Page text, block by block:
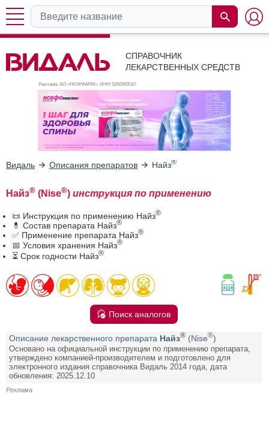
СПРАВОЧНИК
ЛЕКАРСТВЕННЫХ СРЕДСТВ
Реклама. АО «НИЖФАРМ», ИНН 5260900010
Видаль Описания препаратов Найз®
Найз® (Nise®) инструкция по применению
📜 Инструкция по применению Найз®
💊 Состав препарата Найз®
✅ Применение препарата Найз®
📅 Условия хранения Найз®
⏳ Срок годности Найз®
Поиск аналогов
Описание лекарственного препарата Найз® (Nise®)
Основано на официальной инструкции по применению препарата,
утверждено компанией-производителем и подготовлено для
электронного издания справочника Видаль 2014 года, дата
обновления: 2025.12.10
Реклама